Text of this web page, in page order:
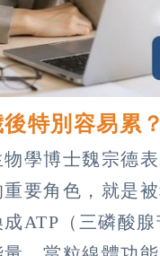
特別容易累？
學博士魏宗德
要角色，就是
ATP（三磷酸